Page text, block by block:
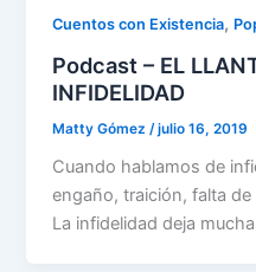
Cuentos con Existencia,
Podcast – EL
INFIDELIDAD
Matty Gómez /julio 16, 2019
Cuando hablamos de
engaño, traición, falta
La infidelidad deja